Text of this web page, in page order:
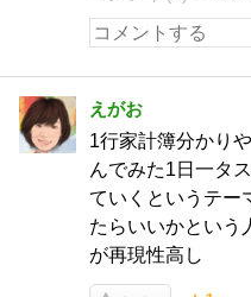
えがお
1行家計簿分かり
んでみた1日一タ
ていくというテー
たらいいかとい
が再現性高し